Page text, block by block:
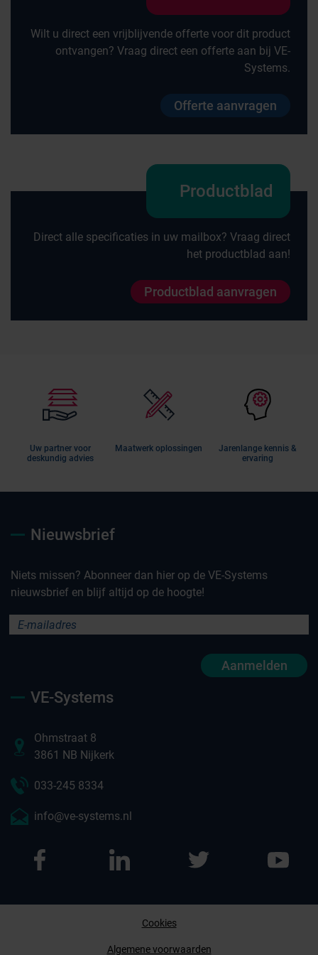
Wilt u direct een vrijblijvende offerte voor dit product
ontvangen? Vraag direct een offerte aan bij VE-
Systems.
Offerte aanvragen
Productblad
Direct alle specificaties in uw mailbox? Vraag direct
het productblad aan!
Productblad aanvragen
Uw partner voor
deskundig advies
Maatwerk oplossingen
Jarenlange kennis &
ervaring
Nieuwsbrief
Niets missen? Abonneer dan hier op de VE-Systems
nieuwsbrief en blijf altijd op de hoogte!
Aanmelden
VE-Systems
Ohmstraat 8
3861 NB Nijkerk
033-245 8334
info@ve-systems.nl
Cookies
Algemene voorwaarden
Afspraak maken